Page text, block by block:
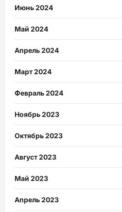
Июнь 2024
Май 2024
Апрель 2024
Март 2024
Февраль 2024
Ноябрь 2023
Октябрь 2023
Август 2023
Май 2023
Апрель 2023